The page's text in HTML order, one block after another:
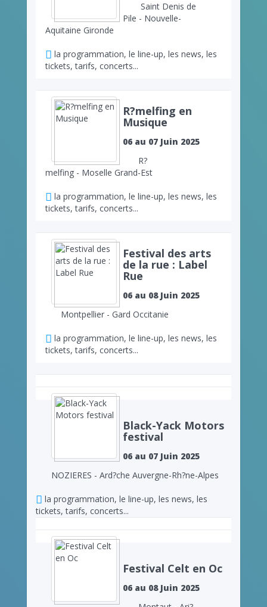
Saint Denis de
Pile - Nouvelle-
Aquitaine Gironde
la programmation, le line-up, les news, les
tickets, tarifs, concerts...
R?melfing en
Musique
06 au 07 Juin 2025
R?
melfing - Moselle Grand-Est
la programmation, le line-up, les news, les
tickets, tarifs, concerts...
Festival des arts
de la rue : Label
Rue
06 au 08 Juin 2025
Montpellier - Gard Occitanie
la programmation, le line-up, les news, les
tickets, tarifs, concerts...
Black-Yack Motors
festival
06 au 07 Juin 2025
NOZIERES - Ard?che Auvergne-Rh?ne-Alpes
la programmation, le line-up, les news, les
tickets, tarifs, concerts...
Festival Celt en Oc
06 au 08 Juin 2025